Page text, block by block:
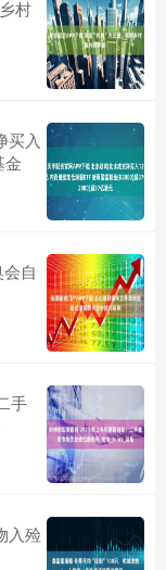
村
买入
金
自
手
入殓